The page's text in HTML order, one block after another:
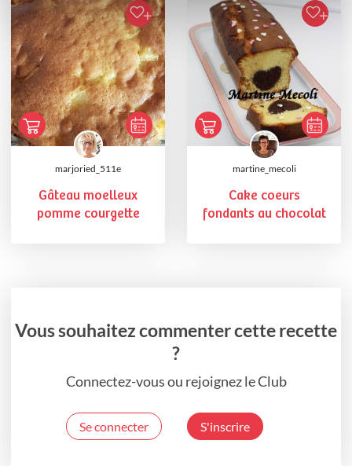
marjoried_511e
Gâteau moelleux
pomme courgette
martine_mecoli
Cake coeurs
fondants au chocolat
Vous souhaitez commenter cette recette
?
Connectez-vous ou rejoignez le Club
Se connecter S'inscrire